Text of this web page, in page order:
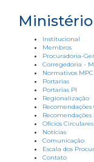
Institucional
Membros
Procuradoria-
Corregedoria -
Normativos
Portarias
Portarias PI
Regionalização
Recomendações
Ofícios
Notícias
Comunicação
Escala dos
Contato